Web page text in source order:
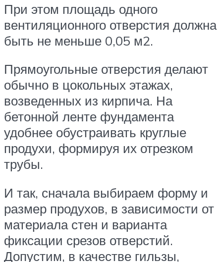
При этом площадь одного
вентиляционного отверстия должна
быть не меньше 0,05 м2.
Прямоугольные отверстия делают
обычно в цокольных этажах,
возведенных из кирпича. На
бетонной ленте фундамента
удобнее обустраивать круглые
продухи, формируя их отрезком
трубы.
И так, сначала выбираем форму и
размер продухов, в зависимости от
материала стен и варианта
фиксации срезов отверстий.
Допустим, в качестве гильзы,